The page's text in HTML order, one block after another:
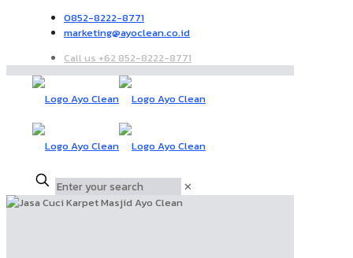
0852-8222-8771
marketing@ayoclean.co.id
Call us +62 852-8222-8771
✕